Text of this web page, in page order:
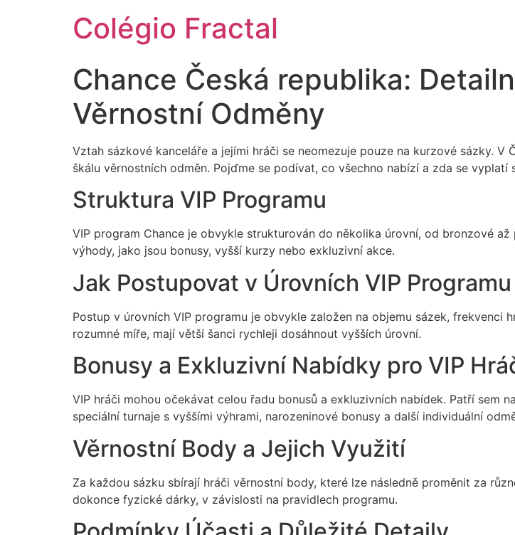
Colégio Fractal
Chance Česká republika:
Věrnostní Odměny
Vztah sázkové kanceláře a jejími hráči se neomezuje pouze na kurzové sázky. V
škálu věrnostních odměn. Pojďme se podívat, co všechno nabízí a zda se
Struktura VIP Programu
VIP program Chance je obvykle strukturován do několika úrovní, od bronzové
výhody, jako jsou bonusy, vyšší kurzy nebo exkluzivní akce.
Jak Postupovat v Úrovních VIP Programu
Postup v úrovních VIP programu je obvykle založen na objemu sázek,
rozumné míře, mají větší šanci rychleji dosáhnout vyšších úrovní.
Bonusy a Exkluzivní Nabídky pro VIP
VIP hráči mohou očekávat celou řadu bonusů a exkluzivních nabídek. Patří sem
speciální turnaje s vyššími výhrami, narozeninové bonusy a další individuální
Věrnostní Body a Jejich Využití
Za každou sázku sbírají hráči věrnostní body, které lze následně proměnit za
dokonce fyzické dárky, v závislosti na pravidlech programu.